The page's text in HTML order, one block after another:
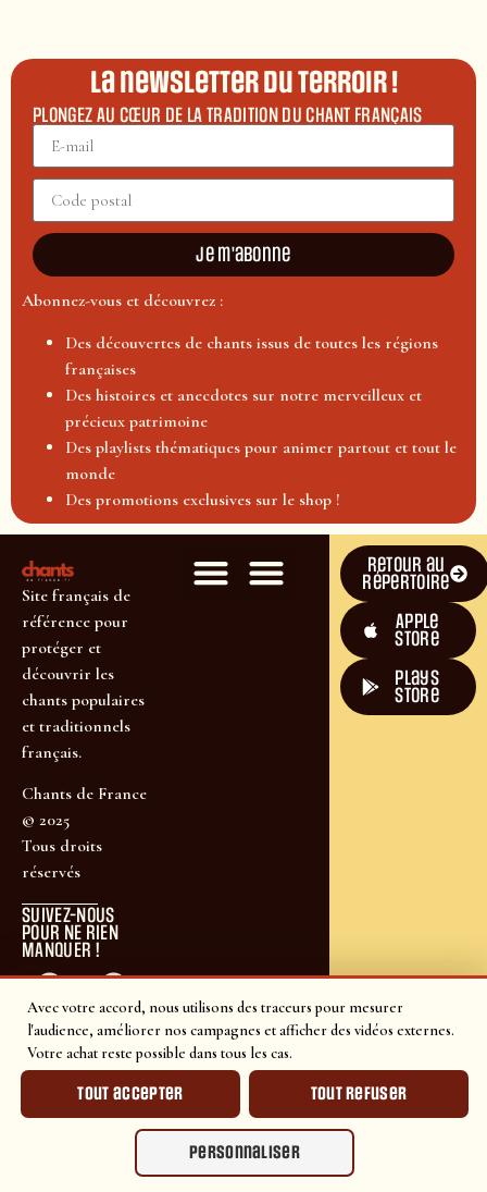
Avec votre accord, nous utilisons des traceurs pour mesurer
l'audience, améliorer nos campagnes et afficher des vidéos externes.
Votre achat reste possible dans tous les cas.
Tout accepter Tout refuser
Personnaliser
La newsletter du terroir !
PLONGEZ AU CŒUR DE LA TRADITION DU CHANT FRANÇAIS
Je m'abonne
Abonnez-vous et découvrez :
Des découvertes de chants issus de toutes les régions
françaises
Des histoires et anecdotes sur notre merveilleux et
précieux patrimoine
Des playlists thématiques pour animer partout et tout le
monde
Des promotions exclusives sur le shop !
Site français de
référence pour
protéger et
découvrir les
chants populaires
et traditionnels
français.
Chants de France
© 2025
Tous droits
réservés
SUIVEZ-NOUS
POUR NE RIEN
MANQUER !
Retour au
répertoire
Apple
Store
plays
store